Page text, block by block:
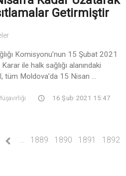
Getirmiştir
Komisyonu’nun 15 Şubat 2021
ile halk sağlığı alanındaki
tüm Moldova’da 15 Nisan ...
16 Şub 2021 15:47
1889 1890 1891 1892